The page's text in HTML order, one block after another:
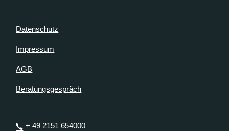
Datenschutz
Impressum
AGB
Beratungsgespräch
+ 49 2151 654000